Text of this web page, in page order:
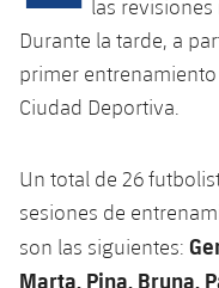
plusicon
más
Spotify Camp Nou
Palau Blaugrana
SUB13
SUB12
SUB11 A
SUB11 B
SUB13 B
SUB12 C
SUB11 C
Entradas
Gameday Shows
Resultados
Clasificación
Base
Barça Atlètic
Cadete A
Cadete B
Campus Verano
PLUSICON
MÁS
Actualidad
Calendario
Barça Atlètic
plusicon
más
Actualidad
Base
plusicon
más
las revisiones
Durante la tarde, a
primer
Ciudad Deportiva.
Un total de 26
sesiones de
son las siguientes:
Marta, Pina, Bruna,